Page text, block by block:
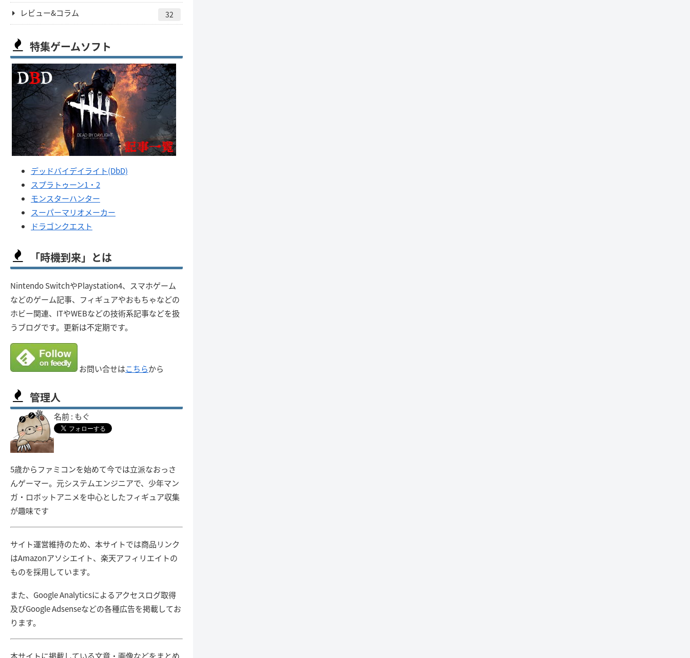
レビュー&コラム 32
特集ゲームソフト
デッドバイデイライト(DbD)
スプラトゥーン1・2
モンスターハンター
スーパーマリオメーカー
ドラゴンクエスト
「時機到来」とは
Nintendo SwitchやPlaystation4、スマホゲーム
などのゲーム記事、フィギュアやおもちゃなどの
ホビー関連、ITやWEBなどの技術系記事などを扱
うブログです。更新は不定期です。
お問い合せはこちらから
管理人
名前 : もぐ
5歳からファミコンを始めて今では立派なおっさ
んゲーマー。元システムエンジニアで、少年マン
ガ・ロボットアニメを中心としたフィギュア収集
が趣味です
サイト運営維持のため、本サイトでは商品リンク
はAmazonアソシエイト、楽天アフィリエイトの
ものを採用しています。
また、Google Analyticsによるアクセスログ取得
及びGoogle Adsenseなどの各種広告を掲載してお
ります。
本サイトに掲載している文章・画像などをまとめ